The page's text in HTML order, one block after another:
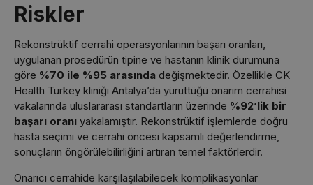
Riskler
Rekonstrüktif cerrahi operasyonlarının başarı oranları,
uygulanan prosedürün tipine ve hastanın klinik durumuna
göre %70 ile %95 arasında değişmektedir. Özellikle CK
Health Turkey kliniği Antalya’da yürüttüğü onarım cerrahisi
vakalarında uluslararası standartların üzerinde %92’lik bir
başarı oranı yakalamıştır. Rekonstrüktif işlemlerde doğru
hasta seçimi ve cerrahi öncesi kapsamlı değerlendirme,
sonuçların öngörülebilirliğini artıran temel faktörlerdir.
Onarıcı cerrahide karşılaşılabilecek komplikasyonlar